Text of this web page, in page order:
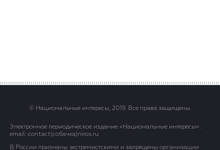
© Национальные интересы, 2019. Все права защищены.
Электронное периодическое издание «Национальные интересы» .
email: contact(сoбaчка)niros.ru
В России признаны экстремистскими и запрещены организации